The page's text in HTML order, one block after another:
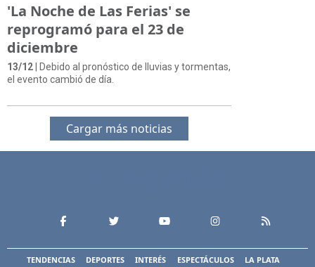
'La Noche de Las Ferias' se
reprogramó para el 23 de
diciembre
13/12 | Debido al pronóstico de lluvias y tormentas,
el evento cambió de día.
Cargar más noticias
TENDENCIAS DEPORTES INTERÉS ESPECTÁCULOS LA PLATA